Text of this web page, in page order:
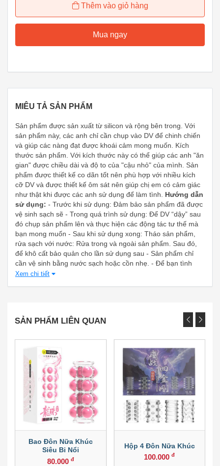
Thêm vào giỏ hàng
Mua ngay
MIÊU TẢ SẢN PHẨM
Sản phẩm được sản xuất từ silicon và rộng bên trong. Với
sản phẩm này, các anh chỉ cần chụp vào DV để chinh chiến
và giúp các nàng đạt được khoái cảm mong muốn. Kích
thước sản phẩm. Với kích thước này có thể giúp các anh "ăn
gian" được chiều dài và độ to của "cậu nhỏ" của mình. Sản
phẩm được thiết kế co dãn tốt nên phù hợp với nhiều kích
cỡ DV và được thiết kế ôm sát nên giúp chị em có cảm giác
như thật khi được các anh sử dụng để làm tình. Hướng dẫn
sử dụng: - Trước khi sử dụng: Đảm bảo sản phẩm đã được
vệ sinh sạch sẽ - Trong quá trình sử dụng: Để DV “dậy” sau
đó chụp sản phẩm lên và thực hiện các động tác tư thế mà
bạn mong muốn - Sau khi sử dụng xong: Tháo sản phẩm,
rửa sạch với nước: Rửa trong và ngoài sản phẩm. Sau đó,
để khô cất bảo quản cho lần sử dụng sau - Sản phẩm chỉ
cần vệ sinh bằng nước sạch hoặc cồn nhẹ. - Để bạn tình
không cảm giác rát/đau nên sử dụng gel bôi trên bên ngoài
Xem chi tiết
SẢN PHẨM LIÊN QUAN
Bao Đôn Nữa Khúc
Siêu Bi Nổi
80.000 đ
Hộp 4 Đôn Nữa Khúc
100.000đ